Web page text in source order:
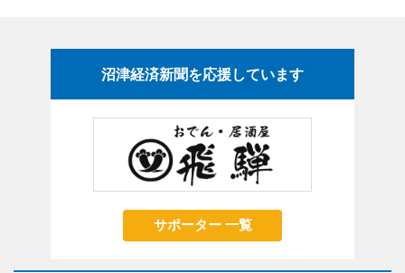
沼津経済新聞を応援しています
サポーター 一覧